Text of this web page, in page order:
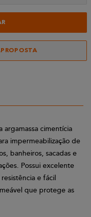
argamassa cimentícia
impermeabilização de
banheiros, sacadas e
Possui excelente
e fácil
que protege as